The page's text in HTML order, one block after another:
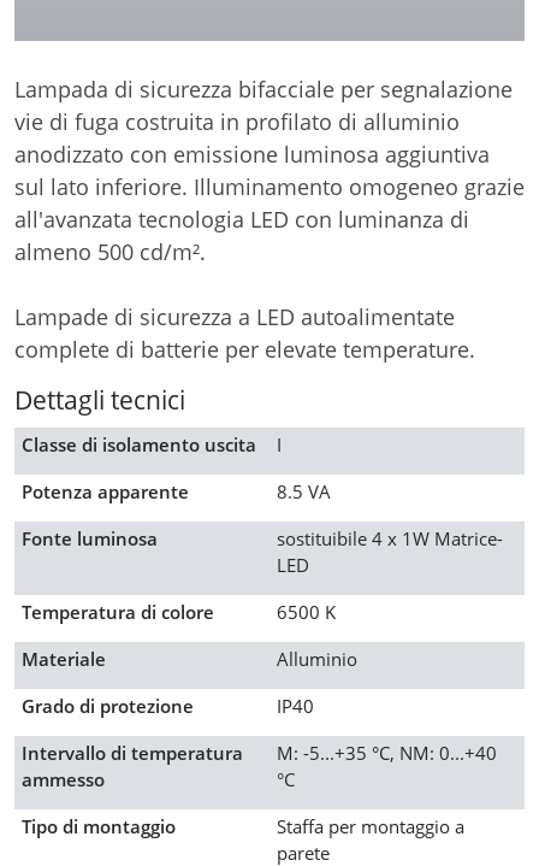
Lampada di sicurezza bifacciale per segnalazione
vie di fuga costruita in profilato di alluminio
anodizzato con emissione luminosa aggiuntiva
sul lato inferiore. Illuminamento omogeneo grazie
all'avanzata tecnologia LED con luminanza di
almeno 500 cd/m².
Lampade di sicurezza a LED autoalimentate
complete di batterie per elevate temperature.
Dettagli tecnici
Classe di isolamento uscita
I
Potenza apparente
8.5 VA
Fonte luminosa
sostituibile 4 x 1W Matrice-
LED
Temperatura di colore
6500 K
Materiale
Alluminio
Grado di protezione
IP40
Intervallo di temperatura
ammesso
M: -5...+35 °C, NM: 0...+40
°C
Tipo di montaggio
Staffa per montaggio a
parete